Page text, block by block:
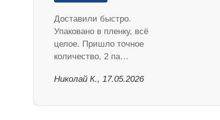
Доставили быстро.
Упаковано в пленку, всё
целое. Пришло точное
количество, 2 па…
Николай К., 17.05.2026